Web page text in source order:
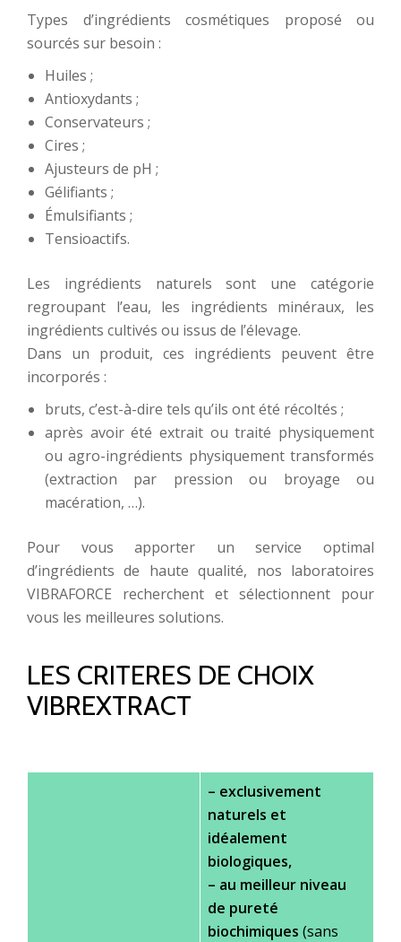
Types d’ingrédients cosmétiques proposé ou
sourcés sur besoin :
Huiles ;
Antioxydants ;
Conservateurs ;
Cires ;
Ajusteurs de pH ;
Gélifiants ;
Émulsifiants ;
Tensioactifs.
Les ingrédients naturels sont une catégorie
regroupant l’eau, les ingrédients minéraux, les
ingrédients cultivés ou issus de l’élevage.
Dans un produit, ces ingrédients peuvent être
incorporés :
bruts, c’est-à-dire tels qu’ils ont été récoltés ;
après avoir été extrait ou traité physiquement
ou agro-ingrédients physiquement transformés
(extraction par pression ou broyage ou
macération, …).
Pour vous apporter un service optimal
d’ingrédients de haute qualité, nos laboratoires
VIBRAFORCE recherchent et sélectionnent pour
vous les meilleures solutions.
LES CRITERES DE CHOIX
VIBREXTRACT
– exclusivement
naturels et
idéalement
biologiques,
– au meilleur niveau
de pureté
biochimiques (sans